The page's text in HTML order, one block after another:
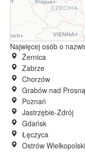
Najwięcej osób o
Żernica
Zabrze
Chorzów
Grabów nad Prosną
Poznań
Jastrzębie-Zdrój
Gdańsk
Łęczyca
Ostrów Wielkopolski